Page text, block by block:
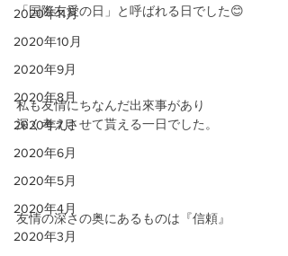
2020年11月
2020年10月
2020年9月
2020年8月
2020年7月
2020年6月
2020年5月
2020年4月
2020年3月
「国際友愛の日」と呼ばれる日でした😊
私も友情にちなんだ出來事があり
深く考えさせて貰える一日でした。
友情の深さの奥にあるものは『信頼』